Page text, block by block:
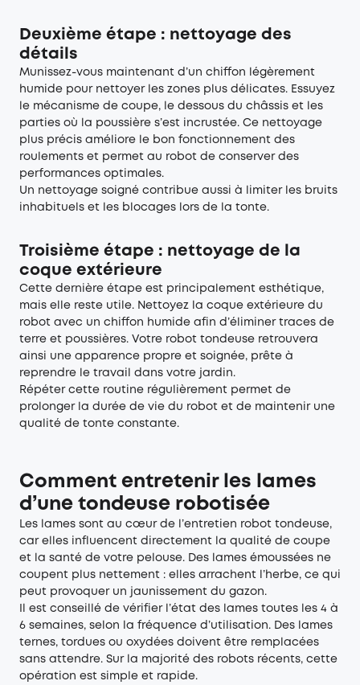
Deuxième étape : nettoyage des
détails
Munissez-vous maintenant d’un chiffon légèrement
humide pour nettoyer les zones plus délicates. Essuyez
le mécanisme de coupe, le dessous du châssis et les
parties où la poussière s’est incrustée. Ce nettoyage
plus précis améliore le bon fonctionnement des
roulements et permet au robot de conserver des
performances optimales.
Un nettoyage soigné contribue aussi à limiter les bruits
inhabituels et les blocages lors de la tonte.
Troisième étape : nettoyage de la
coque extérieure
Cette dernière étape est principalement esthétique,
mais elle reste utile. Nettoyez la coque extérieure du
robot avec un chiffon humide afin d’éliminer traces de
terre et poussières. Votre robot tondeuse retrouvera
ainsi une apparence propre et soignée, prête à
reprendre le travail dans votre jardin.
Répéter cette routine régulièrement permet de
prolonger la durée de vie du robot et de maintenir une
qualité de tonte constante.
Comment entretenir les lames
d’une tondeuse robotisée
Les lames sont au cœur de l’entretien robot tondeuse,
car elles influencent directement la qualité de coupe
et la santé de votre pelouse. Des lames émoussées ne
coupent plus nettement : elles arrachent l’herbe, ce qui
peut provoquer un jaunissement du gazon.
Il est conseillé de vérifier l’état des lames toutes les 4 à
6 semaines, selon la fréquence d’utilisation. Des lames
ternes, tordues ou oxydées doivent être remplacées
sans attendre. Sur la majorité des robots récents, cette
opération est simple et rapide.